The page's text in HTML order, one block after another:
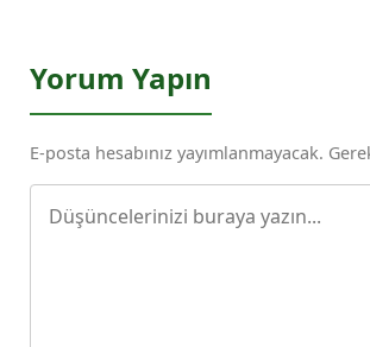
Yorum Yapın
E-posta hesabınız yayımlanmayacak.